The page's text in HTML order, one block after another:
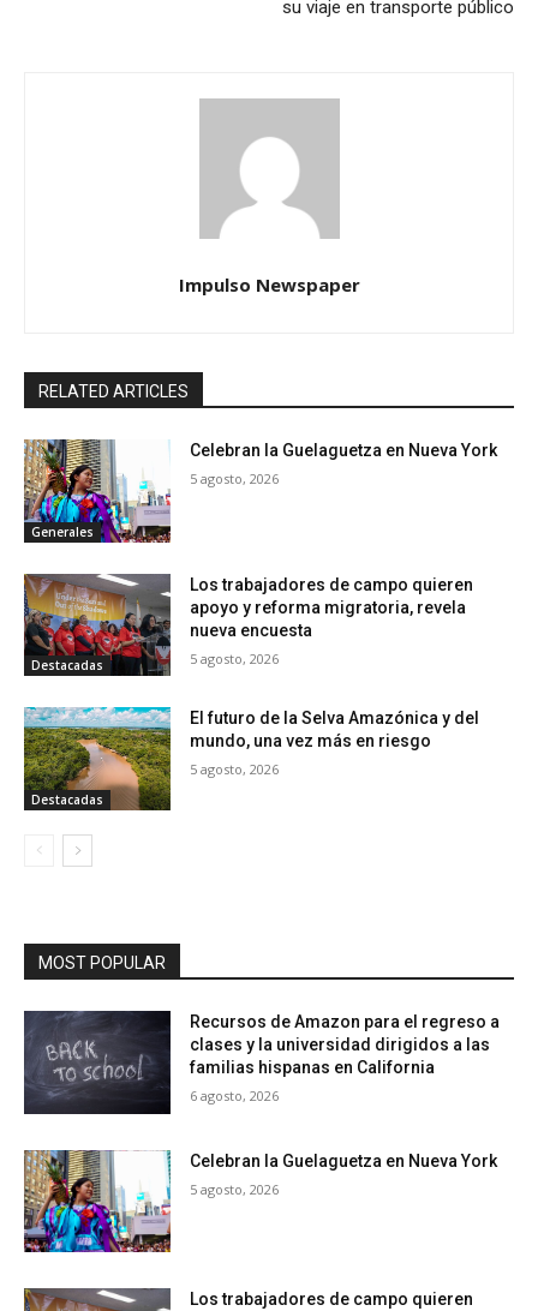
su viaje en transporte público
Impulso Newspaper
RELATED ARTICLES
Generales
Celebran la Guelaguetza en Nueva York
5 agosto, 2026
Destacadas
Los trabajadores de campo quieren
apoyo y reforma migratoria, revela
nueva encuesta
5 agosto, 2026
Destacadas
El futuro de la Selva Amazónica y del
mundo, una vez más en riesgo
5 agosto, 2026
MOST POPULAR
Recursos de Amazon para el regreso a
clases y la universidad dirigidos a las
familias hispanas en California
6 agosto, 2026
Celebran la Guelaguetza en Nueva York
5 agosto, 2026
Los trabajadores de campo quieren